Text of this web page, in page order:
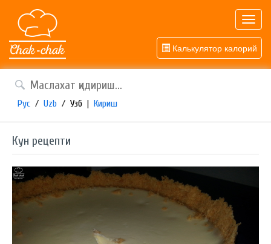
Калькулятор калорий
Рус / Uzb / Узб | Кириш
Кун рецепти